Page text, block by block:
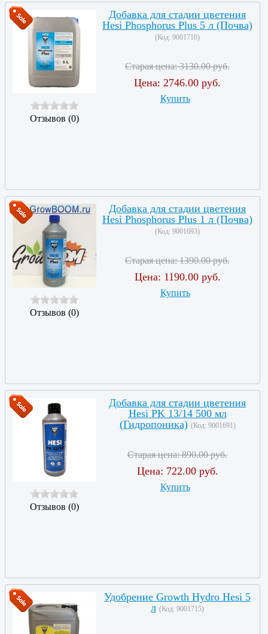
Отзывов (0)
Добавка для стадии цветения
Hesi Phosphorus Plus 5 л (Почва)
(Код: 9001716)
Старая цена:3130.00 руб.
Цена: 2746.00 руб.
Купить
Отзывов (0)
Добавка для стадии цветения
Hesi Phosphorus Plus 1 л (Почва)
(Код: 9001693)
Старая цена:1390.00 руб.
Цена: 1190.00 руб.
Купить
Отзывов (0)
Добавка для стадии цветения
Hesi PK 13/14 500 мл
(Гидропоника) (Код: 9001691)
Старая цена:890.00 руб.
Цена: 722.00 руб.
Купить
Удобрение Growth Hydro Hesi 5
л (Код: 9001715)